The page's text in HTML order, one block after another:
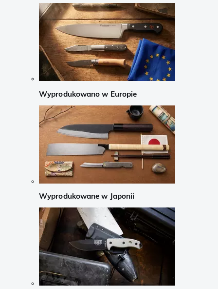
Wyprodukowano w Europie
Wyprodukowane w Japonii